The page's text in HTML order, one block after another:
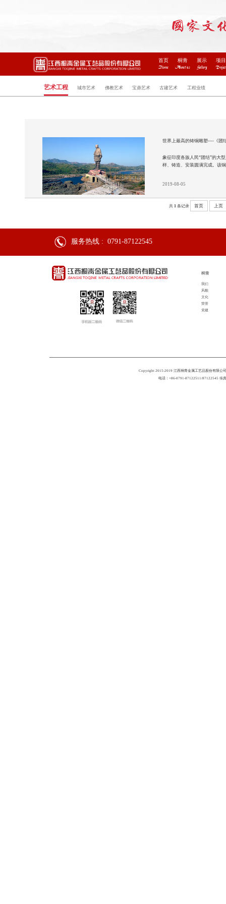
首页
Home
桐青
About us
展示
Gallery
项目
Project
艺术工程 城市艺术 佛教艺术 宝鼎艺术 古建艺术 工程业绩
世界上最高的铸铜雕塑----《团
象征印度各族人民“团结”的大
样、铸造、安装圆满完成。该
2019-08-05
共 1 条记录 首页 上页
服务热线 : 0791-87122545
桐青
我们
风貌
文化
荣誉
党建
Copyright 2015-2019 江西桐青金属工艺品股份有限公
电话：+86-0791-87122511/87122545 传